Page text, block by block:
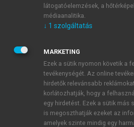
JELSZÓ
JELSZÓ ÚJRA
Kérek értesítést a MeRSZ
látogatóelemzések, a
médiaanalitika.
↓ 1 szolgáltatás
MARKETING
Ezek a sütik nyomon követik a
tevékenységét. Az online
hirdetők relevánsabb
korlátozhatják, hogy a
egy hirdetést. Ezek a sütik más
is megoszthatják ezeket az
amelyek szinte mindig egy